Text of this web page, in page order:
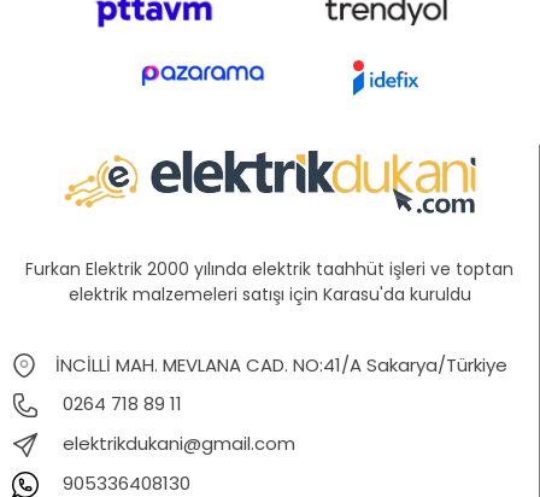
Furkan Elektrik 2000 yılında elektrik taahhüt işleri ve toptan
elektrik malzemeleri satışı için Karasu'da kuruldu
İNCİLLİ MAH. MEVLANA CAD. NO:41/A Sakarya/Türkiye
0264 718 89 11
elektrikdukani@gmail.com
905336408130